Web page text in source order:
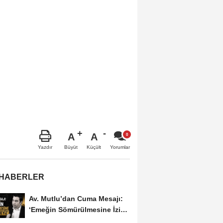
Yazdır
A
Büyüt
A
Küçült Yorumlar
Av. Mutlu’dan Cuma Mesajı:
‘Emeğin Sömürülmesine İzin